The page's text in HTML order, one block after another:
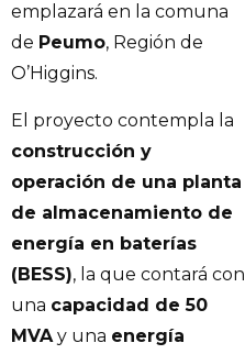
emplazará en la comuna
de Peumo, Región de
O’Higgins.
El proyecto contempla la
construcción y
operación de una planta
de almacenamiento de
energía en baterías
(BESS), la que contará con
una capacidad de 50
MVA y una energía